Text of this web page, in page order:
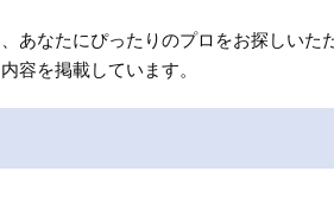
あなたにぴったりのプロをお探しいた
容を掲載しています。